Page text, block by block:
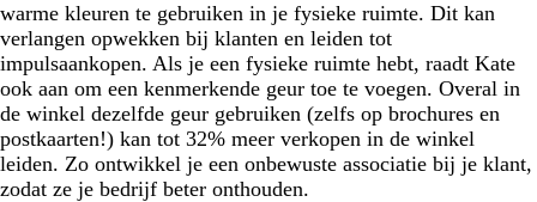
warme kleuren te gebruiken in je fysieke ruimte. Dit kan
verlangen opwekken bij klanten en leiden tot
impulsaankopen. Als je een fysieke ruimte hebt, raadt Kate
ook aan om een kenmerkende geur toe te voegen. Overal in
de winkel dezelfde geur gebruiken (zelfs op brochures en
postkaarten!) kan tot 32% meer verkopen in de winkel
leiden. Zo ontwikkel je een onbewuste associatie bij je klant,
zodat ze je bedrijf beter onthouden.